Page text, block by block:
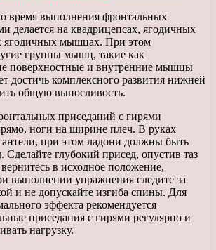
время выполнения фронтальных
делается на квадрицепсах, ягодичных
мышцах. При этом
группы мышц, такие как
поверхностные и внутренние мышцы
достичь комплексного развития нижней
общую выносливость.
приседаний с гирями
ноги на ширине плеч. В руках
при этом ладони должны быть
Сделайте глубокий присед, опустив таз
в исходное положение,
выполнении упражнения следите за
и не допускайте изгиба спины. Для
эффекта рекомендуется
приседания с гирями регулярно и
нагрузку.